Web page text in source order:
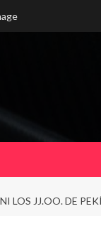
LOS JJ.OO. DE